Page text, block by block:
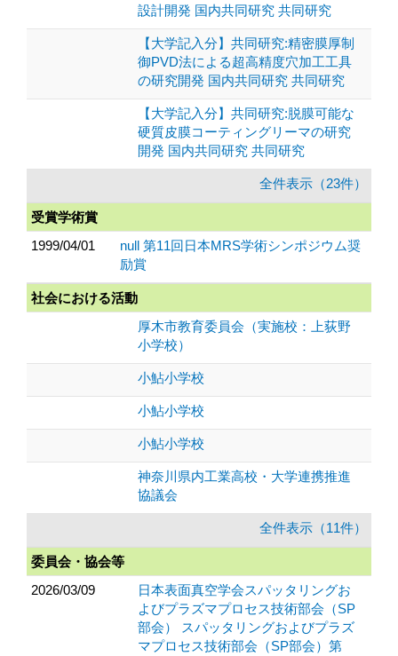
設計開発 国内共同研究 共同研究
【大学記入分】共同研究:精密膜厚制
御PVD法による超高精度穴加工工具
の研究開発 国内共同研究 共同研究
【大学記入分】共同研究:脱膜可能な
硬質皮膜コーティングリーマの研究
開発 国内共同研究 共同研究
全件表示（23件）
受賞学術賞
1999/04/01
null 第11回日本MRS学術シンポジウム奨
励賞
社会における活動
厚木市教育委員会（実施校：上荻野
小学校）
小鮎小学校
小鮎小学校
小鮎小学校
神奈川県内工業高校・大学連携推進
協議会
全件表示（11件）
委員会・協会等
2026/03/09
日本表面真空学会スパッタリングお
よびプラズマプロセス技術部会（SP
部会） スパッタリングおよびプラズ
マプロセス技術部会（SP部会）第